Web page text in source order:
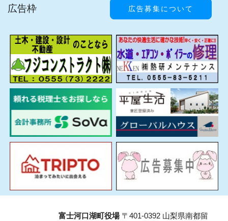
広告枠 広告募集について
富士河口湖町役場〒401-0392 山梨県南都留